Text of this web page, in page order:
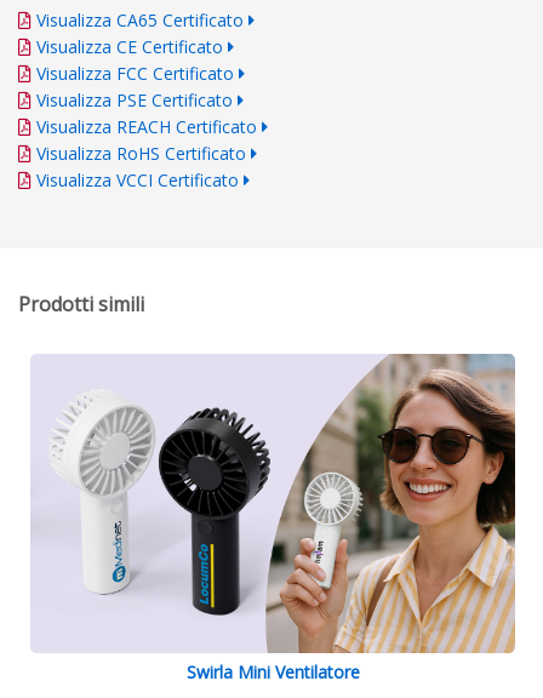
Visualizza CA65 Certificato
Visualizza CE Certificato
Visualizza FCC Certificato
Visualizza PSE Certificato
Visualizza REACH Certificato
Visualizza RoHS Certificato
Visualizza VCCI Certificato
Prodotti simili
Swirla Mini Ventilatore